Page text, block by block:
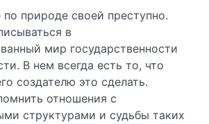
природе своей преступно.
в
мир государственности
В нем всегда есть то, что
создателю это сделать.
отношения с
структурами и судьбы таких